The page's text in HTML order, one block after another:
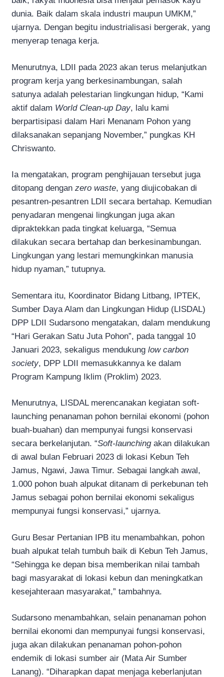
dunia. Baik dalam skala industri maupun UMKM,”
ujarnya. Dengan begitu industrialisasi bergerak, yang
menyerap tenaga kerja.
Menurutnya, LDII pada 2023 akan terus melanjutkan
program kerja yang berkesinambungan, salah
satunya adalah pelestarian lingkungan hidup, “Kami
aktif dalam World Clean-up Day, lalu kami
berpartisipasi dalam Hari Menanam Pohon yang
dilaksanakan sepanjang November,” pungkas KH
Chriswanto.
Ia mengatakan, program penghijauan tersebut juga
ditopang dengan zero waste, yang diujicobakan di
pesantren-pesantren LDII secara bertahap. Kemudian
penyadaran mengenai lingkungan juga akan
dipraktekkan pada tingkat keluarga, “Semua
dilakukan secara bertahap dan berkesinambungan.
Lingkungan yang lestari memungkinkan manusia
hidup nyaman,” tutupnya.
Sementara itu, Koordinator Bidang Litbang, IPTEK,
Sumber Daya Alam dan Lingkungan Hidup (LISDAL)
DPP LDII Sudarsono mengatakan, dalam mendukung
“Hari Gerakan Satu Juta Pohon”, pada tanggal 10
Januari 2023, sekaligus mendukung low carbon
society, DPP LDII memasukkannya ke dalam
Program Kampung Iklim (Proklim) 2023.
Menurutnya, LISDAL merencanakan kegiatan soft-
launching penanaman pohon bernilai ekonomi (pohon
buah-buahan) dan mempunyai fungsi konservasi
secara berkelanjutan. “Soft-launchingakan dilakukan
di awal bulan Februari 2023 di lokasi Kebun Teh
Jamus, Ngawi, Jawa Timur. Sebagai langkah awal,
1.000 pohon buah alpukat ditanam di perkebunan teh
Jamus sebagai pohon bernilai ekonomi sekaligus
mempunyai fungsi konservasi,” ujarnya.
Guru Besar Pertanian IPB itu menambahkan, pohon
buah alpukat telah tumbuh baik di Kebun Teh Jamus,
“Sehingga ke depan bisa memberikan nilai tambah
bagi masyarakat di lokasi kebun dan meningkatkan
kesejahteraan masyarakat,” tambahnya.
Sudarsono menambahkan, selain penanaman pohon
bernilai ekonomi dan mempunyai fungsi konservasi,
juga akan dilakukan penanaman pohon-pohon
endemik di lokasi sumber air (Mata Air Sumber
Lanang). “Diharapkan dapat menjaga keberlanjutan